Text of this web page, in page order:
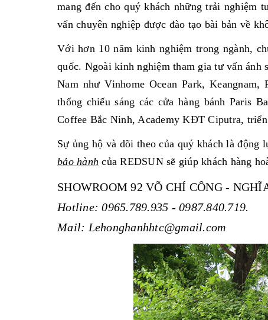
mang đến cho quý khách những trải
vấn chuyên nghiệp được đào tạo bài bản về
Với hơn 10 năm kinh nghiệm trong ngành,
quốc. Ngoài kinh nghiệm tham gia tư vấn
Nam như Vinhome Ocean Park,
thống chiếu sáng các cửa hàng bánh Paris
Coffee Bắc Ninh, Academy KĐT Ciputra,
Sự ủng hộ và dõi theo của quý khách là
bảo hành của REDSUN sẽ giúp khách hàng
SHOWROOM 92 VÕ CHÍ CÔNG -
Hotline: 0965.789.935 - 0987.840.719.
Mail: Lehonghanhhtc@gmail.com